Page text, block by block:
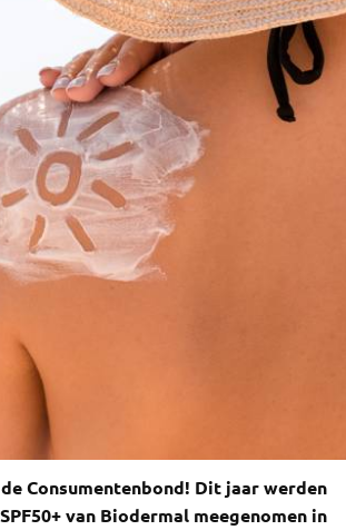
Consumentenbond! Dit jaar werden
van Biodermal meegenomen in